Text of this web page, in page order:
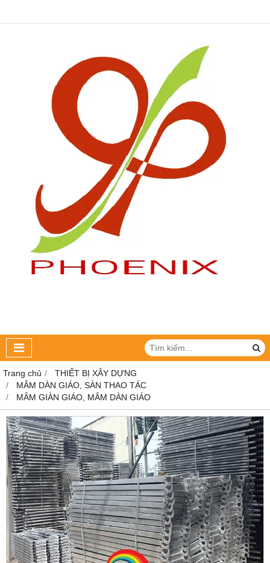
Trang chủ
THIẾT BỊ XÂY DỰNG
MÂM DÀN GIÁO, SÀN THAO TÁC
MÂM GIÀN GIÁO, MÂM DÀN GIÁO